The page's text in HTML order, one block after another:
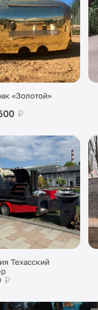
«Золотой»
₽
Техасский
₽